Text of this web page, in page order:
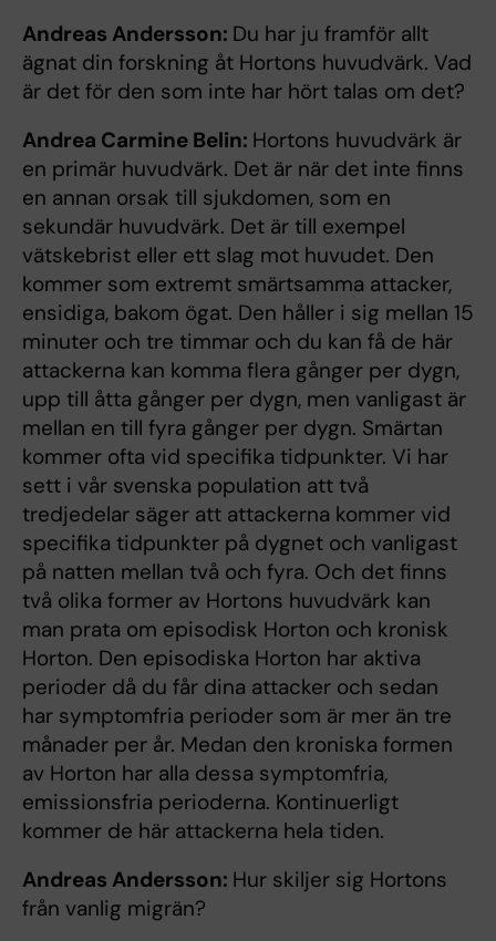
Andreas Andersson: Du har ju framför allt
ägnat din forskning åt Hortons huvudvärk. Vad
är det för den som inte har hört talas om det?
Andrea Carmine Belin: Hortons huvudvärk är
en primär huvudvärk. Det är när det inte finns
en annan orsak till sjukdomen, som en
sekundär huvudvärk. Det är till exempel
vätskebrist eller ett slag mot huvudet. Den
kommer som extremt smärtsamma attacker,
ensidiga, bakom ögat. Den håller i sig mellan 15
minuter och tre timmar och du kan få de här
attackerna kan komma flera gånger per dygn,
upp till åtta gånger per dygn, men vanligast är
mellan en till fyra gånger per dygn. Smärtan
kommer ofta vid specifika tidpunkter. Vi har
sett i vår svenska population att två
tredjedelar säger att attackerna kommer vid
specifika tidpunkter på dygnet och vanligast
på natten mellan två och fyra. Och det finns
två olika former av Hortons huvudvärk kan
man prata om episodisk Horton och kronisk
Horton. Den episodiska Horton har aktiva
perioder då du får dina attacker och sedan
har symptomfria perioder som är mer än tre
månader per år. Medan den kroniska formen
av Horton har alla dessa symptomfria,
emissionsfria perioderna. Kontinuerligt
kommer de här attackerna hela tiden.
Andreas Andersson: Hur skiljer sig Hortons
från vanlig migrän?